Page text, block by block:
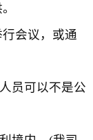
会议，或通
员可以不是公